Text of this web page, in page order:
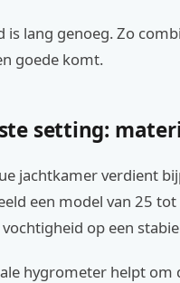
is lang genoeg. Zo
goede komt.
setting:
jachtkamer verdient
een model van 25
op een
hygrometer helpt om